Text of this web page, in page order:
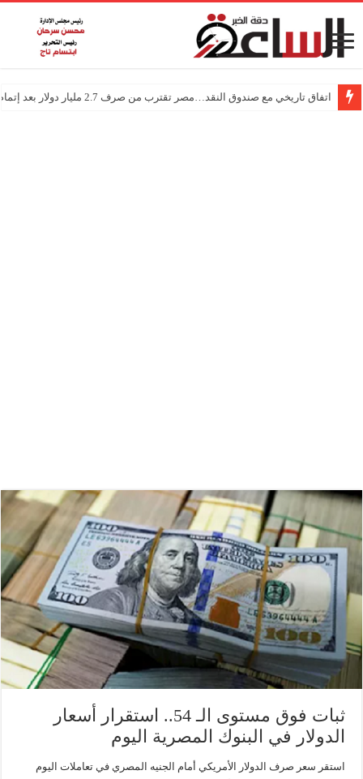
اتفاق تاريخي مع صندوق النقد…مصر تقترب من صرف 2.7 مليار دولار بعد إتمام المراجعتين
ثبات فوق مستوى الـ 54.. استقرار أسعار
الدولار في البنوك المصرية اليوم
استقر سعر صرف الدولار الأمريكي أمام الجنيه المصري في تعاملات اليوم